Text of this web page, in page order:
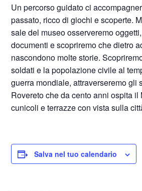
Un percorso guidato ci
passato, ricco di giochi e scoperte.
sale del museo osserveremo
documenti e scopriremo che dietro
nascondono molte storie.
soldati e la popolazione civile al
guerra mondiale, attraverseremo gli
Rovereto che da cento anni ospita il
cunicoli e terrazze con vista sulla
Salva nel tuo calendario